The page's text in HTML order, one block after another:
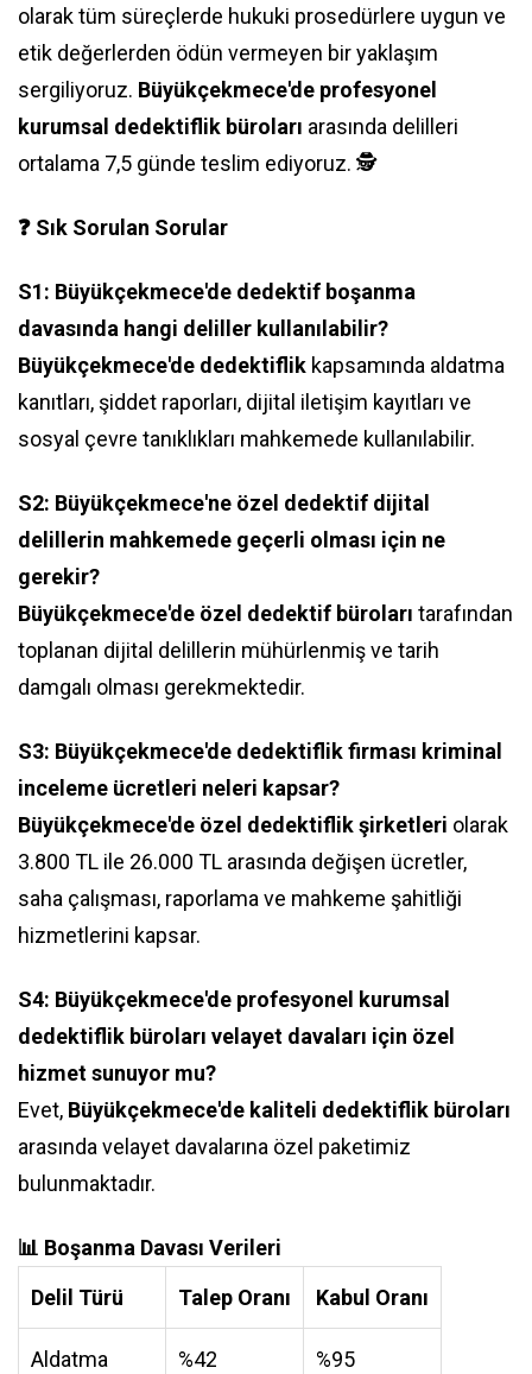
olarak tüm süreçlerde hukuki prosedürlere uygun ve
etik değerlerden ödün vermeyen bir yaklaşım
sergiliyoruz. Büyükçekmece'de profesyonel
kurumsal dedektiflik büroları arasında delilleri
ortalama 7,5 günde teslim ediyoruz. 🕵️
❓ Sık Sorulan Sorular
S1: Büyükçekmece'de dedektif boşanma
davasında hangi deliller kullanılabilir?
Büyükçekmece'de dedektiflik kapsamında aldatma
kanıtları, şiddet raporları, dijital iletişim kayıtları ve
sosyal çevre tanıklıkları mahkemede kullanılabilir.
S2: Büyükçekmece'ne özel dedektif dijital
delillerin mahkemede geçerli olması için ne
gerekir?
Büyükçekmece'de özel dedektif büroları tarafından
toplanan dijital delillerin mühürlenmiş ve tarih
damgalı olması gerekmektedir.
S3: Büyükçekmece'de dedektiflik firması kriminal
inceleme ücretleri neleri kapsar?
Büyükçekmece'de özel dedektiflik şirketleri olarak
3.800 TL ile 26.000 TL arasında değişen ücretler,
saha çalışması, raporlama ve mahkeme şahitliği
hizmetlerini kapsar.
S4: Büyükçekmece'de profesyonel kurumsal
dedektiflik büroları velayet davaları için özel
hizmet sunuyor mu?
Evet, Büyükçekmece'de kaliteli dedektiflik büroları
arasında velayet davalarına özel paketimiz
bulunmaktadır.
📊 Boşanma Davası Verileri
Delil Türü
Talep Oranı Kabul Oranı
Aldatma %42 %95